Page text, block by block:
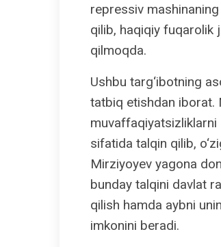
repressiv
qilib, haqiqiy fuqarolik
qilmoqda.
Ushbu targ‘ibotning
tatbiq etishdan iborat.
muvaffaqiyatsizliklarni
sifatida talqin qilib,
Mirziyoyev yagona
bunday talqini davlat
qilish hamda aybni
imkonini beradi.